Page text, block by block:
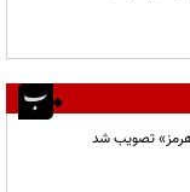
هرمز» تصویب شد